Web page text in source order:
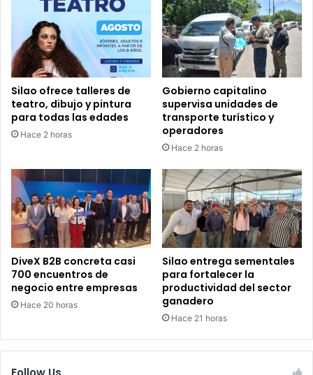
Silao ofrece talleres de
teatro, dibujo y pintura
para todas las edades
Hace 2 horas
Gobierno capitalino
supervisa unidades de
transporte turístico y
operadores
Hace 2 horas
DiveX B2B concreta casi
700 encuentros de
negocio entre empresas
Hace 20 horas
Silao entrega sementales
para fortalecer la
productividad del sector
ganadero
Hace 21 horas